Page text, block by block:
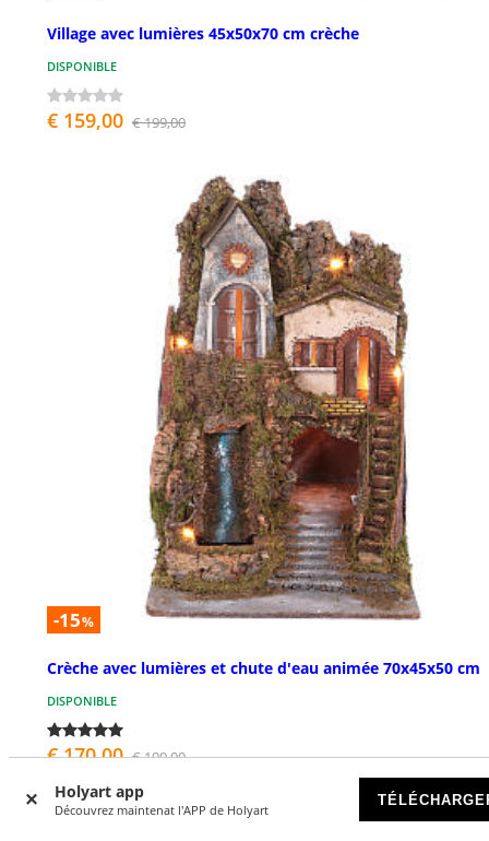
Holyart app
Découvrez maintenat l'APP de Holyart
Village avec lumières 45x50x70 cm crèche
DISPONIBLE
€ 159,00 € 199,00
-15%
Crèche avec lumières et chute d'eau animée 70x45x50 cm
DISPONIBLE
€ 170,00 € 199,00